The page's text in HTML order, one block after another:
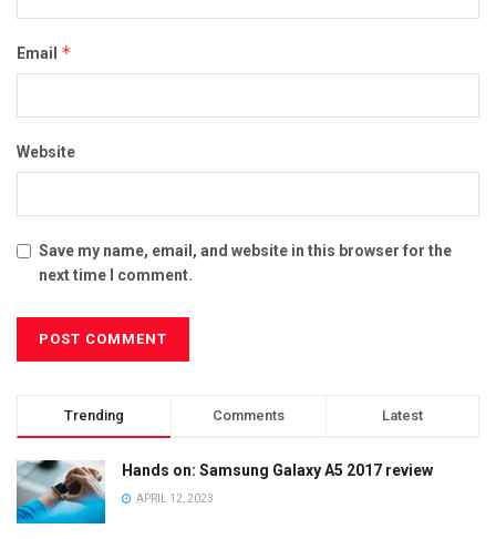
Email *
Website
Save my name, email, and website in this browser for the
next time I comment.
Trending Comments Latest
Hands on: Samsung Galaxy A5 2017 review
APRIL 12, 2023